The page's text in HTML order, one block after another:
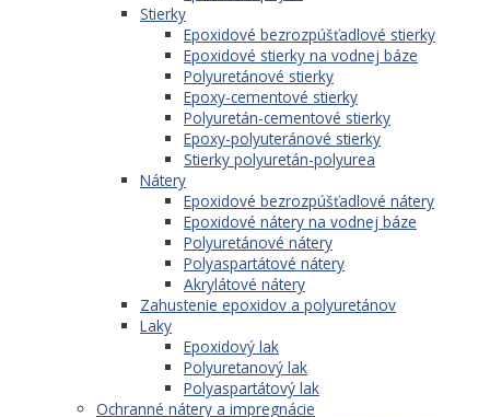
Stierky
Epoxidové bezrozpúšťadlové stierky
Epoxidové stierky na vodnej báze
Polyuretánové stierky
Epoxy-cementové stierky
Polyuretán-cementové stierky
Epoxy-polyuteránové stierky
Stierky polyuretán-polyurea
Nátery
Epoxidové bezrozpúšťadlové nátery
Epoxidové nátery na vodnej báze
Polyuretánové nátery
Polyaspartátové nátery
Akrylátové nátery
Zahustenie epoxidov a polyuretánov
Laky
Epoxidový lak
Polyuretanový lak
Polyaspartátový lak
Ochranné nátery a impregnácie